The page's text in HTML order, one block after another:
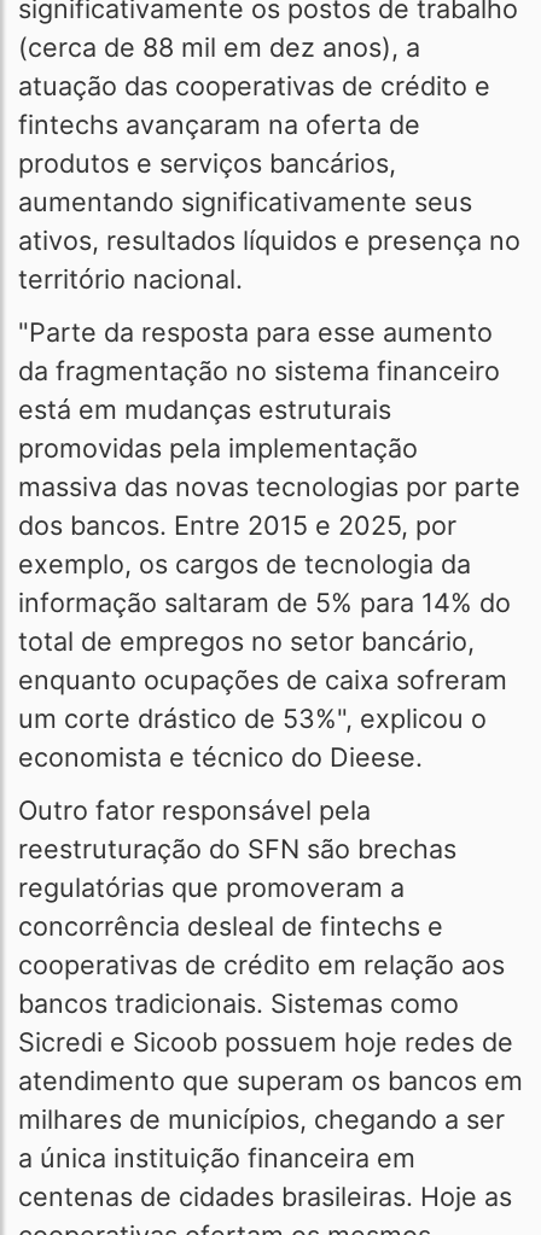
significativamente os postos de trabalho
(cerca de 88 mil em dez anos), a
atuação das cooperativas de crédito e
fintechs avançaram na oferta de
produtos e serviços bancários,
aumentando significativamente seus
ativos, resultados líquidos e presença no
território nacional.
"Parte da resposta para esse aumento
da fragmentação no sistema financeiro
está em mudanças estruturais
promovidas pela implementação
massiva das novas tecnologias por parte
dos bancos. Entre 2015 e 2025, por
exemplo, os cargos de tecnologia da
informação saltaram de 5% para 14% do
total de empregos no setor bancário,
enquanto ocupações de caixa sofreram
um corte drástico de 53%", explicou o
economista e técnico do Dieese.
Outro fator responsável pela
reestruturação do SFN são brechas
regulatórias que promoveram a
concorrência desleal de fintechs e
cooperativas de crédito em relação aos
bancos tradicionais. Sistemas como
Sicredi e Sicoob possuem hoje redes de
atendimento que superam os bancos em
milhares de municípios, chegando a ser
a única instituição financeira em
centenas de cidades brasileiras. Hoje as